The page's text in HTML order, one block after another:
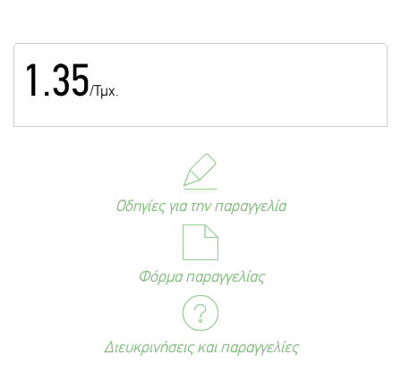
1.35/Τμχ.
Οδηγίες για την παραγγελία
Φόρμα παραγγελίας
Διευκρινήσεις και παραγγελίες